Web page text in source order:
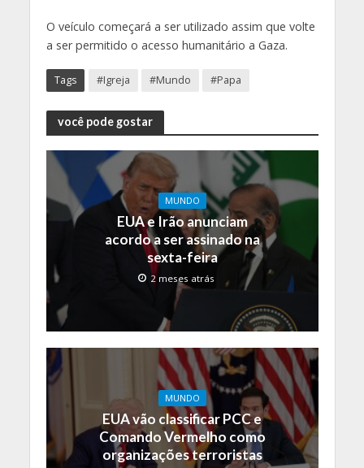
O veículo começará a ser utilizado assim que volte
a ser permitido o acesso humanitário a Gaza.
Tags #Igreja #Mundo #Papa
você pode gostar
MUNDO
EUA e Irão anunciam
acordo a ser assinado na
sexta-feira
2 meses atrás
MUNDO
EUA vão classificar PCC e
Comando Vermelho como
organizações terroristas